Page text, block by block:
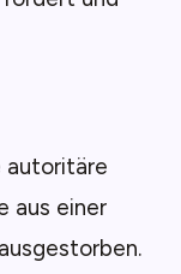
autoritäre
aus einer